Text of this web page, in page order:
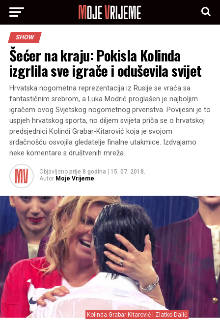
SHOW
Šećer na kraju: Pokisla Kolinda
izgrlila sve igrače i oduševila svijet
Hrvatska nogometna reprezentacija iz Rusije se vraća sa
fantastičnim srebrom, a Luka Modrić proglašen je najboljim
igračem ovog Svjetskog nogometnog prvenstva. Povijesni je to
uspjeh hrvatskog sporta, no diljem svijeta priča se o hrvatskoj
predsjednici Kolindi Grabar-Kitarović koja je svojom
srdačnošću osvojila gledatelje finalne utakmice. Izdvajamo
neke komentare s društvenih mreža.
Objavljeno prije 8 godina
15. 07. 2018.
Autor Moje Vrijeme
Kolinda Grabar-Kitarović i Zlatko Dalić